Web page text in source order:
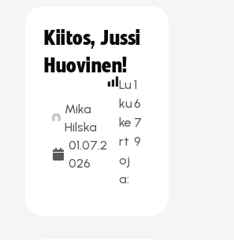
Kiitos, Jussi
Huovinen!
Mika
Hilska
01.07.2
026
Lu
ku
ke
rt
oj
a:
1
6
7
9